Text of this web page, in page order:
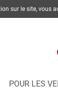
POUR LES
sur le site,